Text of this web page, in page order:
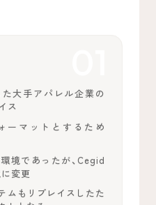
大手アパレル企業の
ス
ーマットとするため
境であったが、Cegid
変更
ムもリプレイスしたた